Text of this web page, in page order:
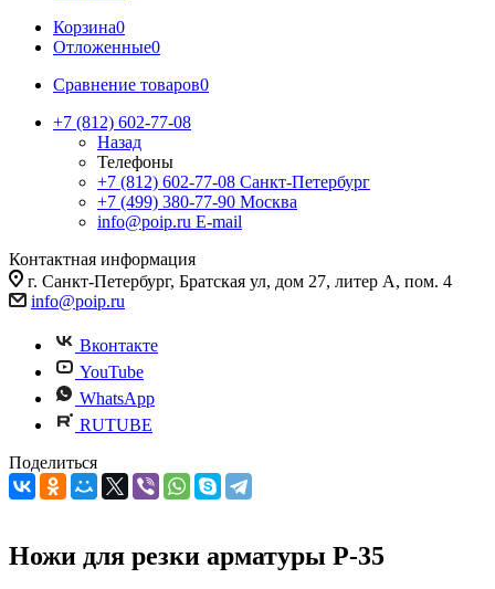
Корзина0
Отложенные0
Сравнение товаров0
+7 (812) 602-77-08
Назад
Телефоны
+7 (812) 602-77-08 Санкт-Петербург
+7 (499) 380-77-90 Москва
info@poip.ru E-mail
Контактная информация
г. Санкт-Петербург, Братская ул, дом 27, литер А, пом. 4
info@poip.ru
Вконтакте
YouTube
WhatsApp
RUTUBE
Поделиться
Ножи для резки арматуры Р-35